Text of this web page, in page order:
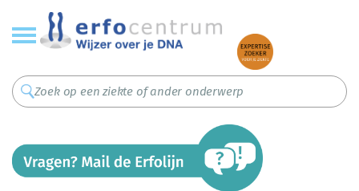
Overslaan
en
naar
inhoud
gaan